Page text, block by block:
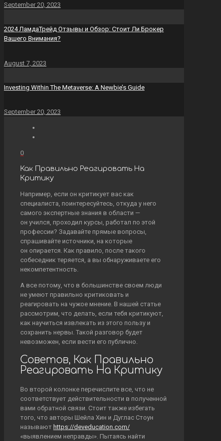
September 20, 2023
2024 ЛамдаТрейд Отзывы и Обзор: Стоит Ли Брокер
Вашего Внимания?
August 7, 2023
Investing Within The Metaverse: A Newbie’s Guide
September 20, 2023
0
Как Правильно Реагировать На
Критику
Например, если он критикует вас как
специалиста, поинтересуйтесь, откуда у него
самого экспертные знания в области —
он учился, проходил курсы, работал по этой
профессии? Задавайте прямые вопросы,
спрашивайте источники, на которые
он опирается. Как правило, после такого
собеседник теряется, а вы обнаруживаете его
некомпетентность.
А все потому, что в большинстве своем люди
не умеют правильно критиковать и
реагировать на чужое мнение. В нашей статье
рассмотрим, что делать, если тебя критикуют,
как научиться извлекать из этого пользу и
сохранить нервы. Такой разговор будет
невозможен, если вести его публично.
Советов, Как Правильно
Реагировать На Критику
Во второй колонке перечислите все, что не
соответствует действительности в полученной
вами обратной связи. Стоит также избегать
того, что авторы Шейла Хин и Дуглас Стоун
называют https://deveducation.com/
«выявлением неправды». Пытаясь найти